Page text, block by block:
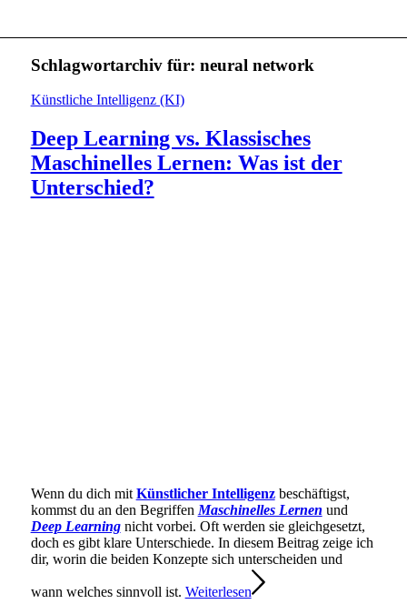
Schlagwortarchiv für: neural network
Künstliche Intelligenz (KI)
Deep Learning vs. Klassisches
Maschinelles Lernen: Was ist der
Unterschied?
Wenn du dich mit Künstlicher Intelligenzbeschäftigst,
kommst du an den Begriffen Maschinelles Lernen und
Deep Learningnicht vorbei. Oft werden sie gleichgesetzt,
doch es gibt klare Unterschiede. In diesem Beitrag zeige ich
dir, worin die beiden Konzepte sich unterscheiden und
wann welches sinnvoll ist. Weiterlesen